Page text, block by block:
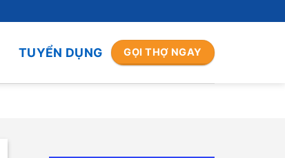
TUYỂN DỤNG GỌI THỢ NGAY